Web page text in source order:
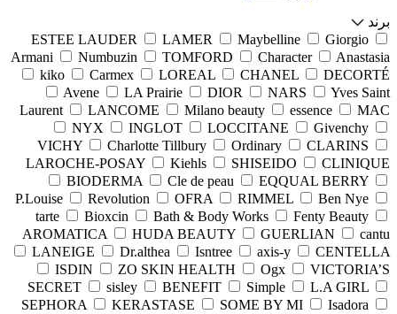
برند
ESTEE LAUDER
LAMER Maybelline
Giorgio
Armani
Numbuzin TOMFORD Character
Anastasia
kiko
Carmex LOREAL CHANEL
DECORTÉ
Avene
LA Prairie DIOR NARS
Yves Saint
Laurent
LANCOME Milano beauty essence
MAC
NYX
INGLOT LOCCITANE
Givenchy
VICHY
Charlotte Tillbury Ordinary
CLARINS
LAROCHE-POSAY
Kiehls SHISEIDO
CLINIQUE
BIODERMA
Cle de peau
EQQUAL BERRY
P.Louise
Revolution OFRA RIMMEL
Ben Nye
tarte
Bioxcin Bath & Body Works
Fenty Beauty
AROMATICA
HUDA BEAUTY GUERLIAN
cantu
LANEIGE
Dr.althea Isntree axis-y
CENTELLA
ISDIN
ZO SKIN HEALTH Ogx
VICTORIA’S
SECRET
sisley BENEFIT Simple
L.A GIRL
SEPHORA
KERASTASE SOME BY MI
Isadora